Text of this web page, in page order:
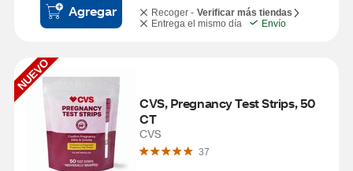
Agregar
Recoger - Verificar más tiendas
Entrega el mismo día
Envío
NUEVO
CVS, Pregnancy Test Strips, 50
CT
CVS
37